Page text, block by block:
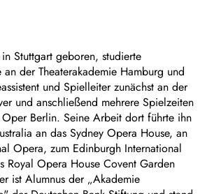
Stuttgart geboren, studierte
an der Theaterakademie Hamburg und
und Spielleiter zunächst an der
und anschließend mehrere Spielzeiten
Berlin. Seine Arbeit dort führte ihn
an das Sydney Opera House, an
Opera, zum Edinburgh International
Royal Opera House Covent Garden
ist Alumnus der „Akademie